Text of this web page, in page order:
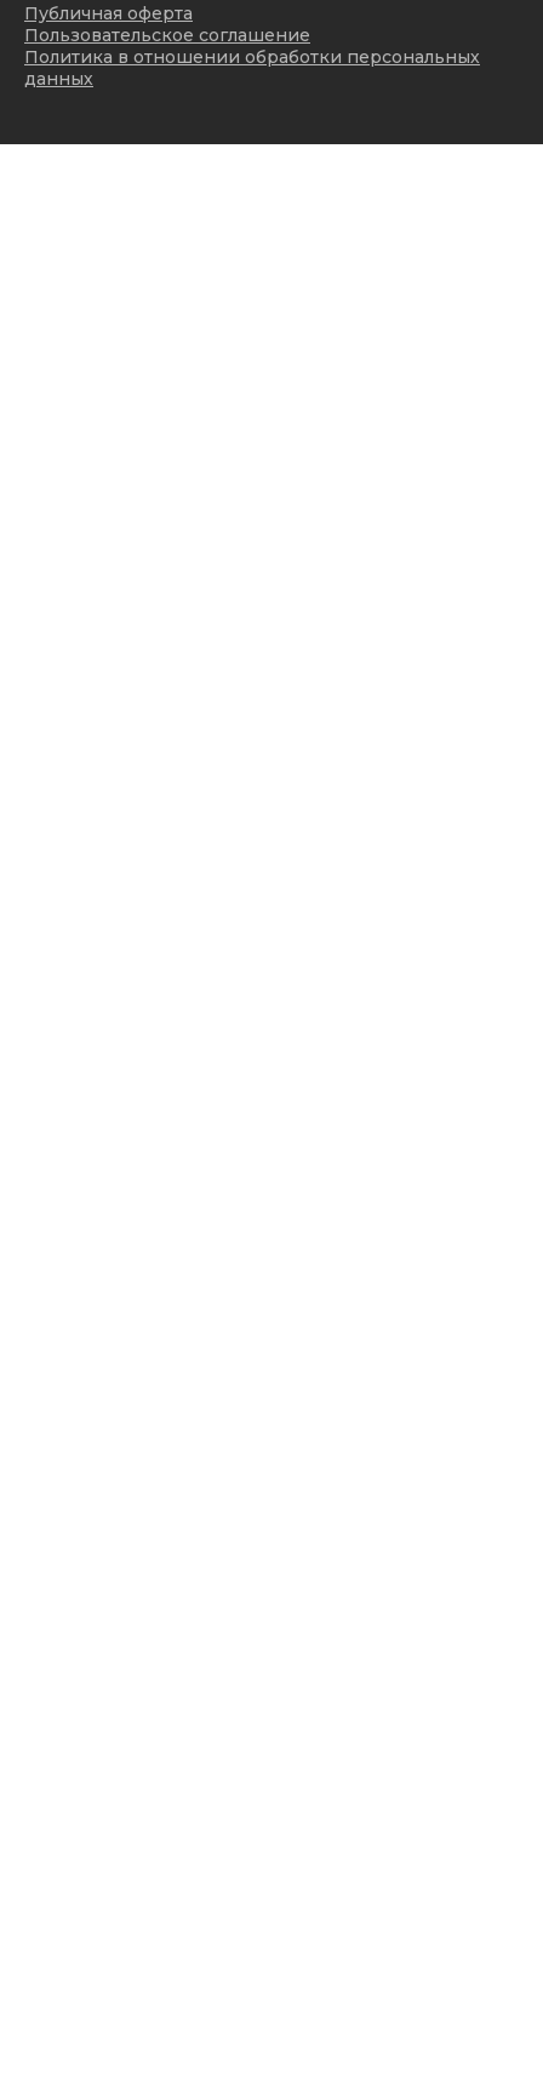
Публичная оферта
Пользовательское соглашение
Политика в отношении обработки персональных
данных